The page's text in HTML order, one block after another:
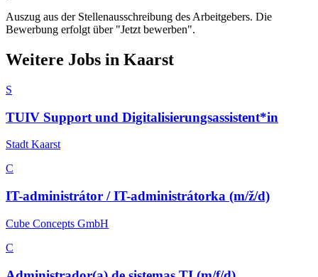
Auszug aus der Stellenausschreibung des Arbeitgebers. Die
Bewerbung erfolgt über "Jetzt bewerben".
Weitere Jobs in Kaarst
S
TUIV Support und Digitalisierungsassistent*in
Stadt Kaarst
C
IT-administrátor / IT-administrátorka (m/ž/d)
Cube Concepts GmbH
C